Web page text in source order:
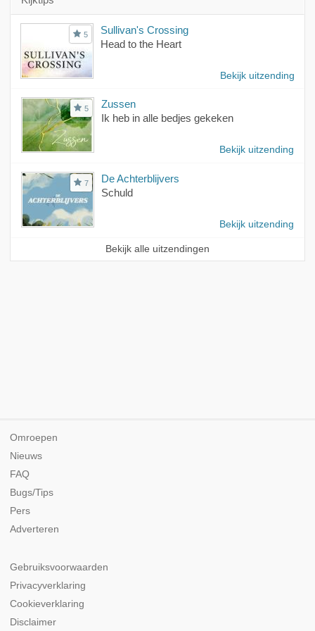
5
Sullivan's Crossing
Head to the Heart
Bekijk uitzending
5
Zussen
Ik heb in alle bedjes gekeken
Bekijk uitzending
7
De Achterblijvers
Schuld
Bekijk uitzending
Bekijk alle uitzendingen
Omroepen
Nieuws
FAQ
Bugs/Tips
Pers
Adverteren
Gebruiksvoorwaarden
Privacyverklaring
Cookieverklaring
Disclaimer